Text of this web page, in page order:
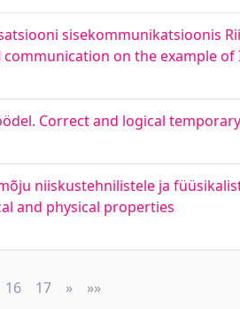
sisekommunikatsioonis
on the example
Correct and logical
niiskustehnilistele ja
and physical properties
16 17 » Next
»»